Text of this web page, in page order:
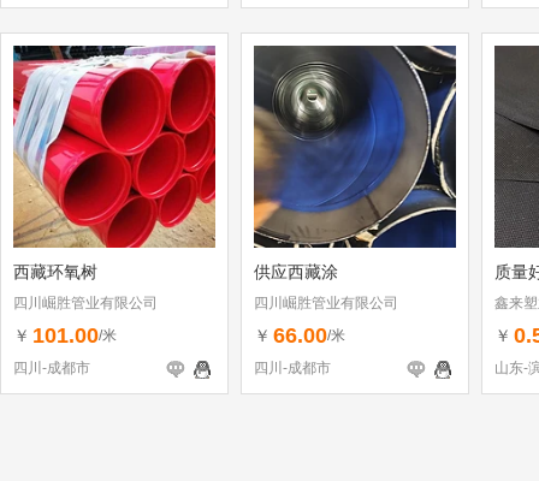
西藏环氧树
四川崛胜管业有限公司
￥ 101.00/米
四川-成都市
供应西藏涂
四川崛胜管业有限公司
￥ 66.00/米
四川-成都市
质量
鑫来
￥
山东-